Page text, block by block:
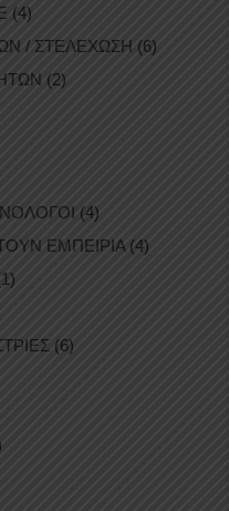
(4)
/ ΣΤΕΛΕΧΩΣΗ (6)
(2)
(4)
ΕΜΠΕΙΡΙΑ(4)
(6)